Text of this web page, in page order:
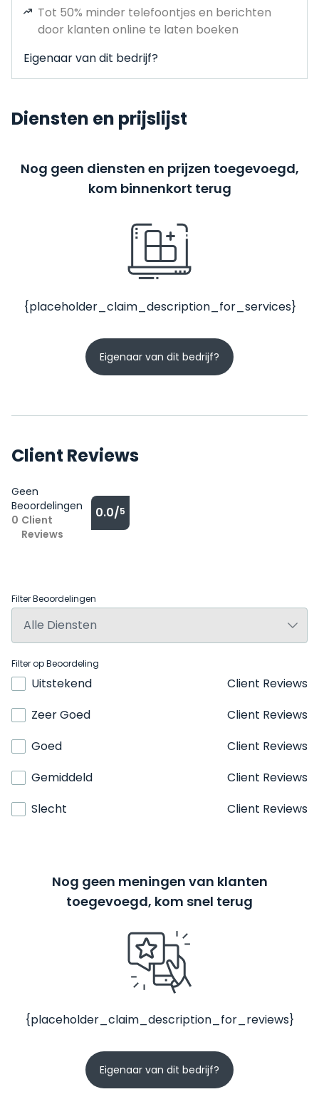
Tot 50% minder telefoontjes en berichten
door klanten online te laten boeken
Eigenaar van dit bedrijf?
Diensten en prijslijst
Nog geen diensten en prijzen toegevoegd,
kom binnenkort terug
{placeholder_claim_description_for_services}
Eigenaar van dit bedrijf?
Client Reviews
Geen
Beoordelingen
0 Client
Reviews
0.0/5
Filter Beoordelingen
Filter op Beoordeling
Uitstekend
Client Reviews
Zeer Goed
Client Reviews
Goed
Client Reviews
Gemiddeld
Client Reviews
Slecht
Client Reviews
Nog geen meningen van klanten
toegevoegd, kom snel terug
{placeholder_claim_description_for_reviews}
Eigenaar van dit bedrijf?